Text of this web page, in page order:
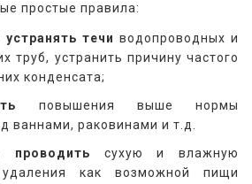
простые правила:
устранять течи водопроводных и
труб, устранить причину частого
конденсата;
повышения выше нормы
ваннами, раковинами и т.д.
проводить сухую и влажную
как возможной пищи